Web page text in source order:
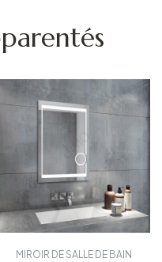
MIROIR DE SALLE DE BAIN